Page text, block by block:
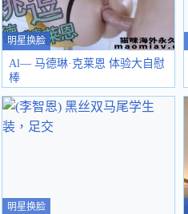
明星换脸
Al— 马德琳·克莱恩 体验大自慰
棒
明星换脸